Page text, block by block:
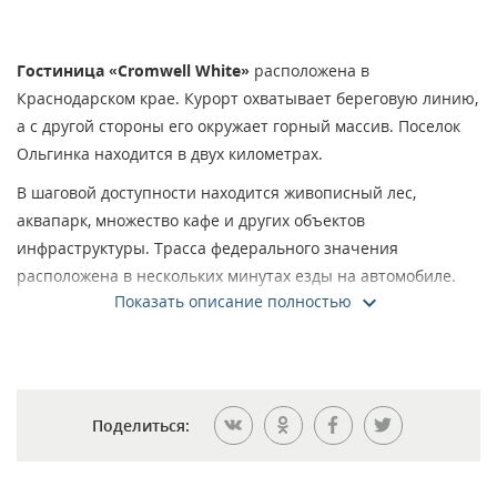
Гостиница «Cromwell White» расположена в
Краснодарском крае. Курорт охватывает береговую линию,
а с другой стороны его окружает горный массив. Поселок
Ольгинка находится в двух километрах.
В шаговой доступности находится живописный лес,
аквапарк, множество кафе и других объектов
инфраструктуры. Трасса федерального значения
расположена в нескольких минутах езды на автомобиле.
Облагороженная территория находится под охраной.
Туристы могут поселиться в одно- и двухкомнатные
Показать описание полностью
Поделиться: